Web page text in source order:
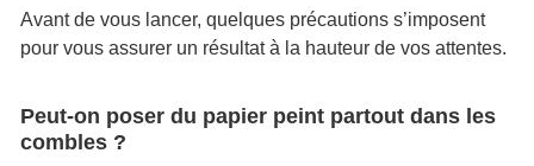
Avant de vous lancer, quelques précautions s’imposent
pour vous assurer un résultat à la hauteur de vos attentes.
Peut-on poser du papier peint partout dans les
combles ?